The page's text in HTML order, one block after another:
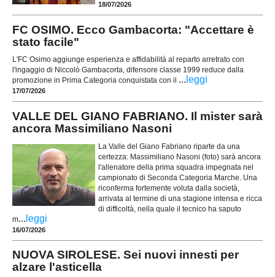
18/07/2026
FC OSIMO. Ecco Gambacorta: "Accettare è
stato facile"
L'FC Osimo aggiunge esperienza e affidabilità al reparto arretrato con
l'ingaggio di Niccolò Gambacorta, difensore classe 1999 reduce dalla
promozione in Prima Categoria conquistata con il ... leggi
17/07/2026
VALLE DEL GIANO FABRIANO. Il mister sarà
ancora Massimiliano Nasoni
La Valle del Giano Fabriano riparte da una
certezza: Massimiliano Nasoni (foto) sarà ancora
l'allenatore della prima squadra impegnata nel
campionato di Seconda Categoria Marche. Una
riconferma fortemente voluta dalla società,
arrivata al termine di una stagione intensa e ricca
di difficoltà, nella quale il tecnico ha saputo
m... leggi
16/07/2026
NUOVA SIROLESE. Sei nuovi innesti per
alzare l'asticella